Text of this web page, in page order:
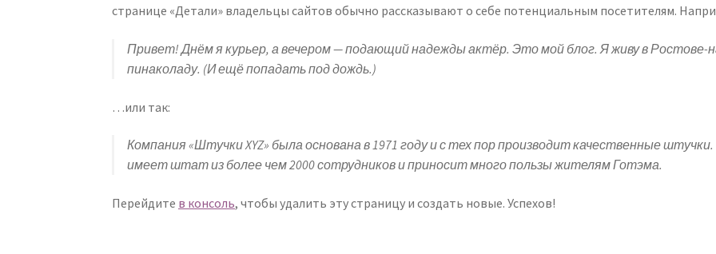
странице «Детали» владельцы сайтов обычно рассказывают о себе потенциальным посетителям.
Привет! Днём я курьер, а вечером — подающий надежды актёр. Это мой блог. Я живу в Ростове-
пинаколаду. (И ещё попадать под дождь.)
…или так:
Компания «Штучки XYZ» была основана в 1971 году и с тех пор производит качественные
имеет штат из более чем 2000 сотрудников и приносит много пользы жителям Готэма.
Перейдите в консоль, чтобы удалить эту страницу и создать новые. Успехов!